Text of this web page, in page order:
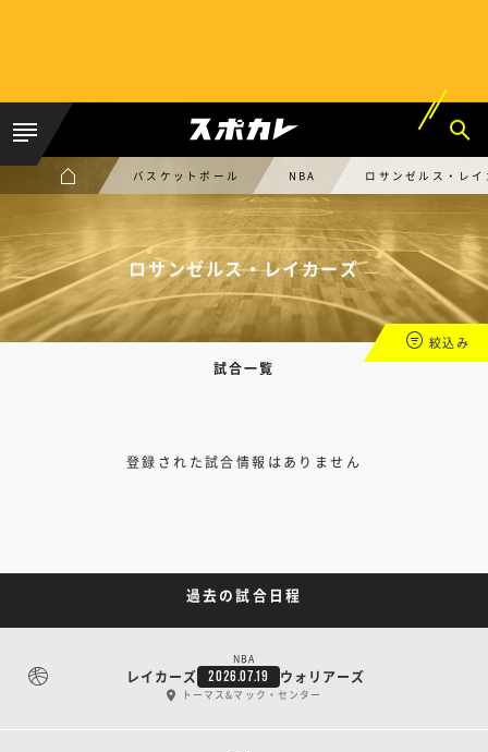
バスケットボール NBA ロサンゼルス・レ
ロサンゼルス・レイカーズ
試合一覧
絞込み
登録された試合情報はありません
過去の試合日程
NBA
レイカーズ 2026.07.19 ウォリアーズ
トーマス&マック・センター